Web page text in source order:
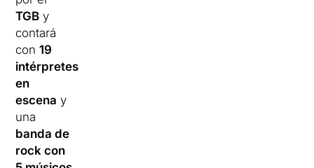
TGB y
contará
con19
intérpretes
en
escena y
una
banda de
rock con